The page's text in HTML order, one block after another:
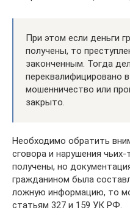
При этом если деньги
получены, то
законченным. Тогда
переквалифицировано
мошенничество или
закрыто.
Необходимо обратить
сговора и нарушения
получены, но
гражданином была
ложную информацию, то
статьям 327 и 159 УК РФ.